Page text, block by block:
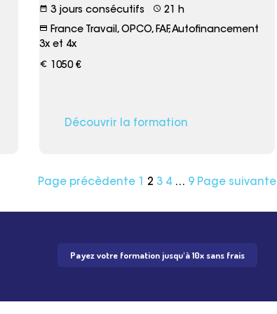
date_range 3 jours consécutifs schedule 21 h
credit_card France Travail, OPCO, FAF, Autofinancement
3x et 4x
euro_symbol 1050 €
Découvrir la formation
Page précèdente 1 2 3 4 … 9 Page suivante
Payez votre formation jusqu'à 10x sans frais